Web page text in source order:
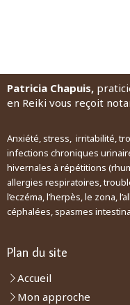
Patricia Chapuis,
en Reiki vous reçoit
Anxiété, stress, irritabilité,
infections chroniques
hivernales à répétitions
allergies respiratoires,
l’eczéma, l’herpès, le zona,
céphalées, spasmes
Plan du site
Accueil
Mon approche